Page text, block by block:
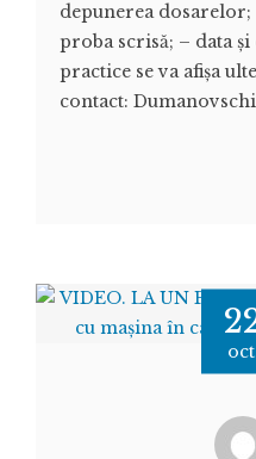
depunerea dosarelor;
proba scrisă; – data
practice se va afișa
contact: